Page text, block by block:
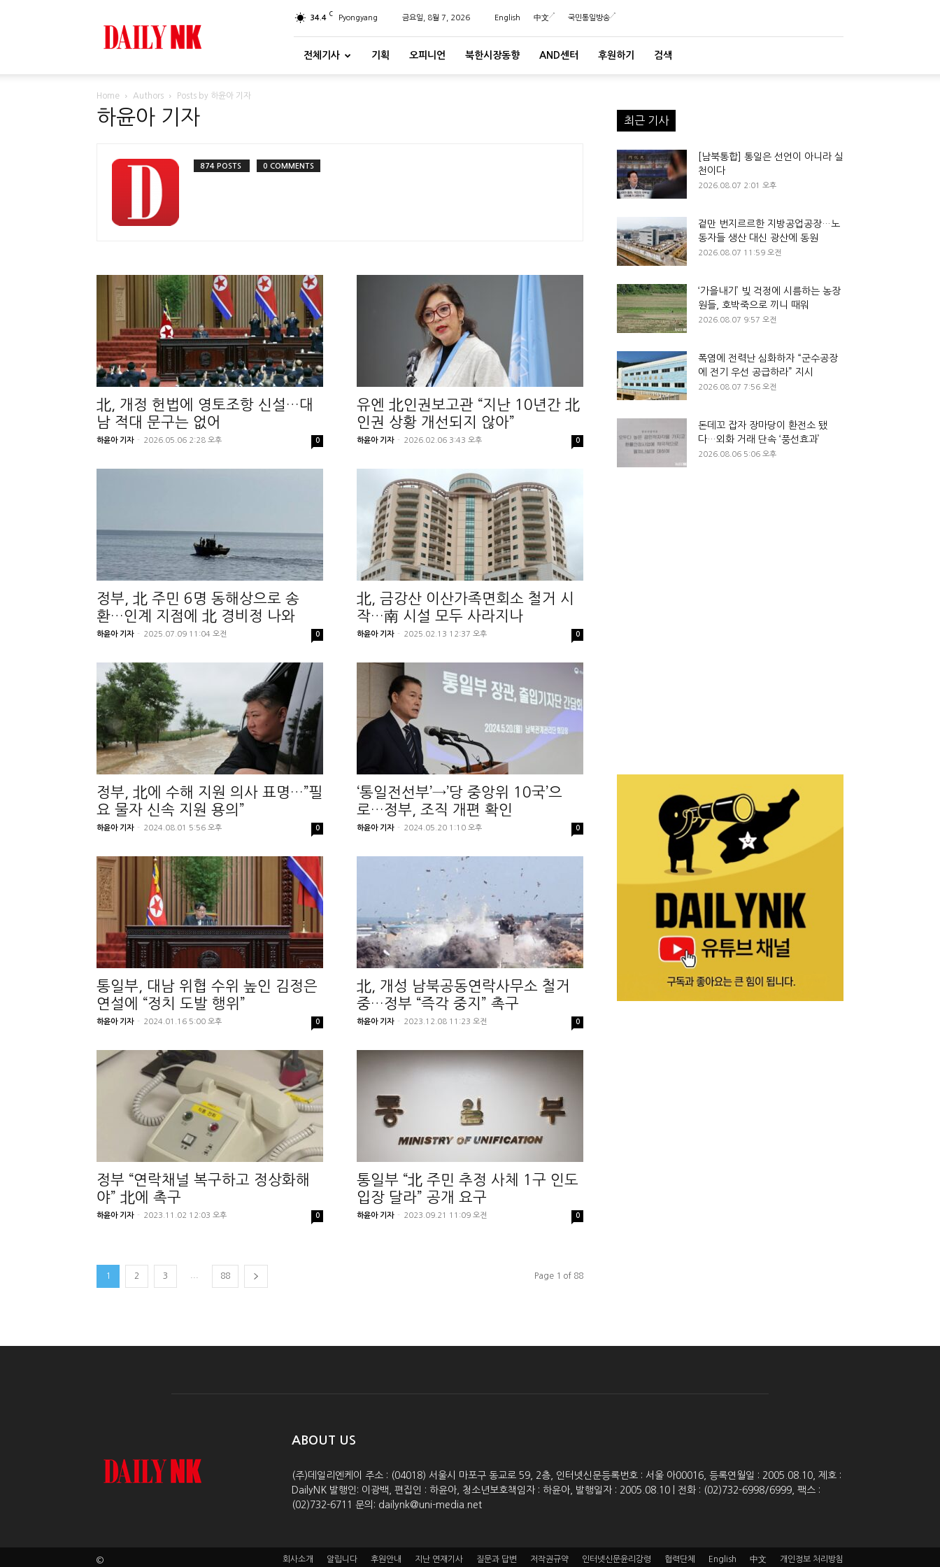
34.4 C Pyongyang 금요일, 8월 7, 2026 English 中文 국민통일방송
전체기사 기획 오피니언 북한시장동향 AND센터 후원하기 검색
Home Authors Posts by 하윤아 기자
하윤아 기자
874 POSTS 0 COMMENTS
北, 개정 헌법에 영토조항 신설…대
남 적대 문구는 없어
하윤아 기자 - 2026.05.06 2:28 오후 0
유엔 北인권보고관 “지난 10년간 北
인권 상황 개선되지 않아”
하윤아 기자 - 2026.02.06 3:43 오후 0
정부, 北 주민 6명 동해상으로 송
환…인계 지점에 北 경비정 나와
하윤아 기자 - 2025.07.09 11:04 오전 0
北, 금강산 이산가족면회소 철거 시
작…南 시설 모두 사라지나
하윤아 기자 - 2025.02.13 12:37 오후 0
정부, 北에 수해 지원 의사 표명…”필
요 물자 신속 지원 용의”
하윤아 기자 - 2024.08.01 5:56 오후 0
‘통일전선부’→’당 중앙위 10국’으
로…정부, 조직 개편 확인
하윤아 기자 - 2024.05.20 1:10 오후 0
통일부, 대남 위협 수위 높인 김정은
연설에 “정치 도발 행위”
하윤아 기자 - 2024.01.16 5:00 오후 0
北, 개성 남북공동연락사무소 철거
중…정부 “즉각 중지” 촉구
하윤아 기자 - 2023.12.08 11:23 오전 0
정부 “연락채널 복구하고 정상화해
야” 北에 촉구
하윤아 기자 - 2023.11.02 12:03 오후 0
통일부 “北 주민 추정 사체 1구 인도
입장 달라” 공개 요구
하윤아 기자 - 2023.09.21 11:09 오전 0
1 2 3 88 Page 1 of 88
최근 기사
[남북통합] 통일은 선언이 아니라 실
천이다
2026.08.07 2:01 오후
겉만 번지르르한 지방공업공장…노
동자들 생산 대신 광산에 동원
2026.08.07 11:59 오전
‘가을내기’ 빚 걱정에 시름하는 농장
원들, 호박죽으로 끼니 때워
2026.08.07 9:57 오전
폭염에 전력난 심화하자 “군수공장
에 전기 우선 공급하라” 지시
2026.08.07 7:56 오전
돈데꼬 잡자 장마당이 환전소 됐
다…외화 거래 단속 ‘풍선효과’
2026.08.06 5:06 오후
ABOUT US
(주)데일리엔케이 주소 : (04018) 서울시 마포구 동교로 59, 2층, 인터넷신문등록번호 : 서울 아00016, 등록연월일 : 2005.08.10, 제호 :
DailyNK 발행인: 이광백, 편집인 : 하윤아, 청소년보호책임자 : 하윤아, 발행일자 : 2005.08.10 | 전화 : (02)732-6998/6999, 팩스 :
(02)732-6711 문의: dailynk@uni-media.net
회사소개 알립니다 후원안내 지난 연재기사 질문과 답변 저작권규약 인터넷신문윤리강령 협력단체 English 中文 개인정보 처리방침
©